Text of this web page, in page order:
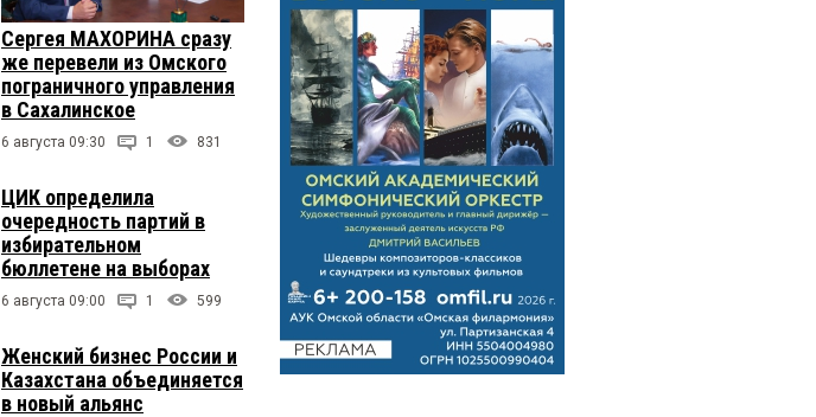
Сергея МАХОРИНА сразу
же перевели из Омского
пограничного управления
в Сахалинское
6 августа 09:30 1 831
ЦИК определила
очередность партий в
избирательном
бюллетене на выборах
6 августа 09:00 1 599
Женский бизнес России и
Казахстана объединяется
в новый альянс